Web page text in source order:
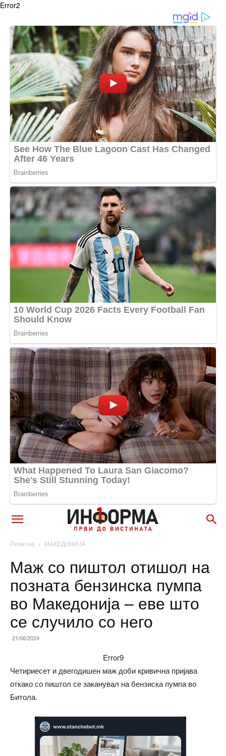
Error2
Почетна МАКЕДОНИЈА
Маж со пиштол отишол на
позната бензинска пумпа
во Македонија – еве што
се случило со него
21/06/2024
Error9
Четириесет и двегодишен маж доби кривична пријава
откако со пиштол се заканувал на бензиска пумпа во
Битола.